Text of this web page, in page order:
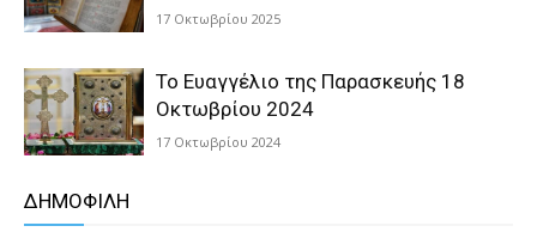
17 Οκτωβρίου 2025
Το Ευαγγέλιο της Παρασκευής 18
Οκτωβρίου 2024
17 Οκτωβρίου 2024
ΔΗΜΟΦΙΛΗ